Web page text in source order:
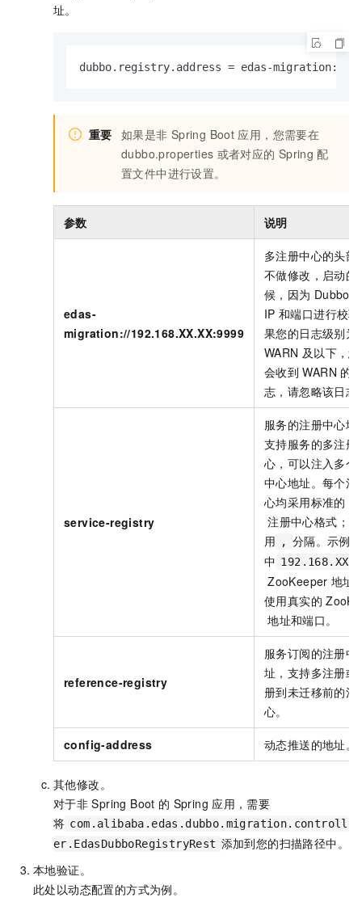
址。
dubbo.registry.address = edas-migration://
重要 如果是非 Spring Boot 应用，您需要在
dubbo.properties 或者对应的 Spring 配
置文件中进行设置。
参数 说明
edas-
migration://192.168.XX.XX:9999
多注册中心的头部
不做修改，启动的
候，因为 Dubbo
IP 和端口进行校
果您的日志级别为
WARN 及以下，
会收到 WARN 的
志，请忽略该日志
service-registry
服务的注册中心地
支持服务的多注册
心，可以注入多个
中心地址。每个注
心均采用标准的
注册中心格式；
用
, 分隔。示例
中
ZooKeeper 地址
使用真实的
地址和端口。
reference-registry
服务订阅的注册中
址，支持多注册或
册到未迁移前的注
心。
config-address 动态推送的地址。
其他修改。
对于非 Spring Boot 的 Spring 应用，需要
将 com.alibaba.edas.dubbo.migration.controll
er.EdasDubboRegistryRest 添加到您的扫描路径中。
本地验证。
此处以动态配置的方式为例。